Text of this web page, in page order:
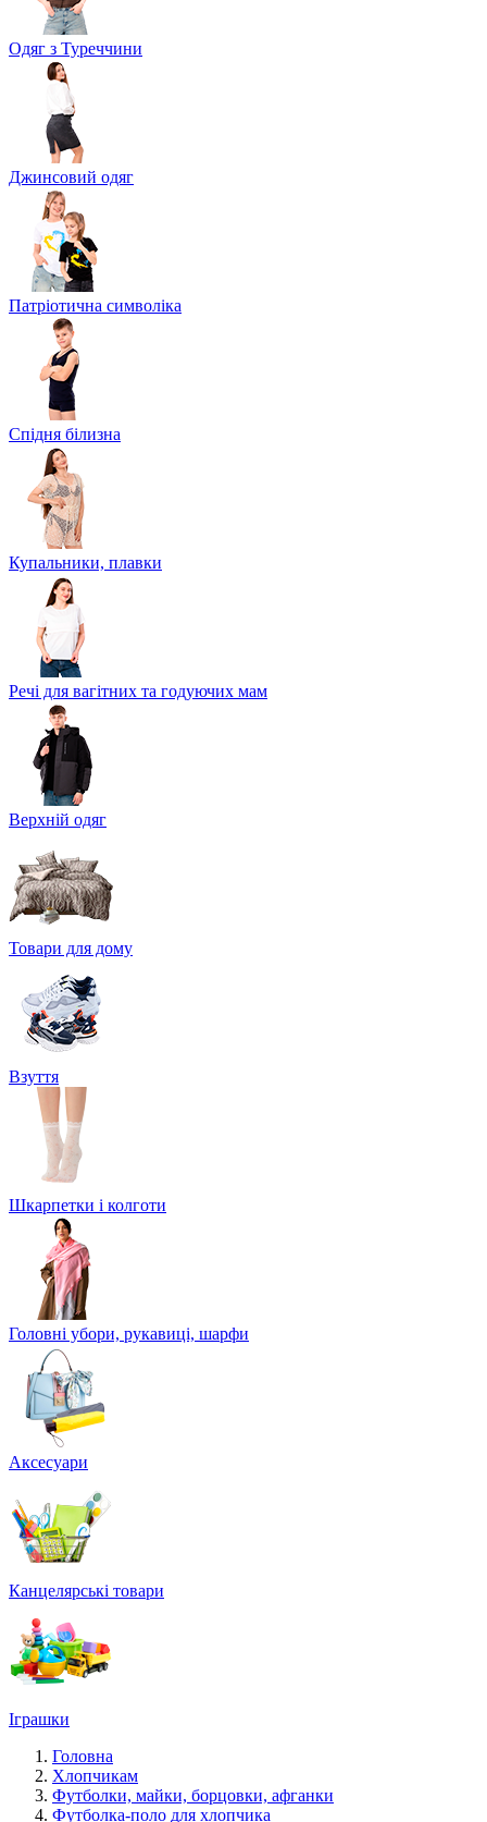
Одяг з Туреччини
Джинсовий одяг
Патріотична символіка
Спідня білизна
Купальники, плавки
Речі для вагітних та годуючих мам
Верхній одяг
Товари для дому
Взуття
Шкарпетки і колготи
Головні убори, рукавиці, шарфи
Аксесуари
Канцелярські товари
Іграшки
Головна
Хлопчикам
Футболки, майки, борцовки, афганки
Футболка-поло для хлопчика